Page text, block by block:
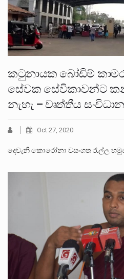
කටුනායක බෝඩිම්
සේවක සේවිකාවන්ට
නැහැ – වෘත්තීය සංවිධාන
Oct 27, 2020
දෙවැනි කොරෝනා වසංගත රැල්ල